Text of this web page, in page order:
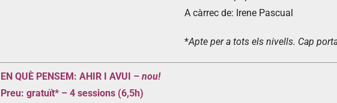
A càrrec de: Irene Pascual
*Apte per a tots els nivells. Cap
EN QUÈ PENSEM: AHIR I AVUI – nou!
Preu: gratuït* – 4 sessions (6,5h)